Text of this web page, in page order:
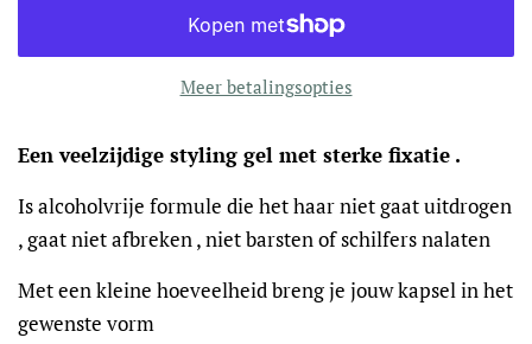
Meer betalingsopties
Een veelzijdige styling gel met sterke fixatie .
Is alcoholvrije formule die het haar niet gaat uitdrogen
, gaat niet afbreken , niet barsten of schilfers nalaten
Met een kleine hoeveelheid breng je jouw kapsel in het
gewenste vorm